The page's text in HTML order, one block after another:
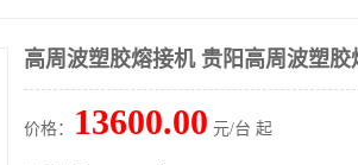
高周波塑胶熔接机 贵阳高周波塑胶
价格： 13600.00 元/台 起